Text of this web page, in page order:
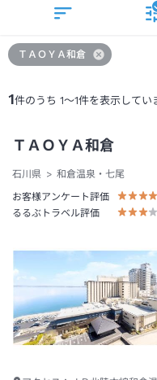
1件のうち 1～1件を表示してい
ＴＡＯＹＡ和倉
ＴＡＯＹＡ和倉
石川県
和倉温泉・七尾
お客様アンケート評価
るるぶトラベル評価